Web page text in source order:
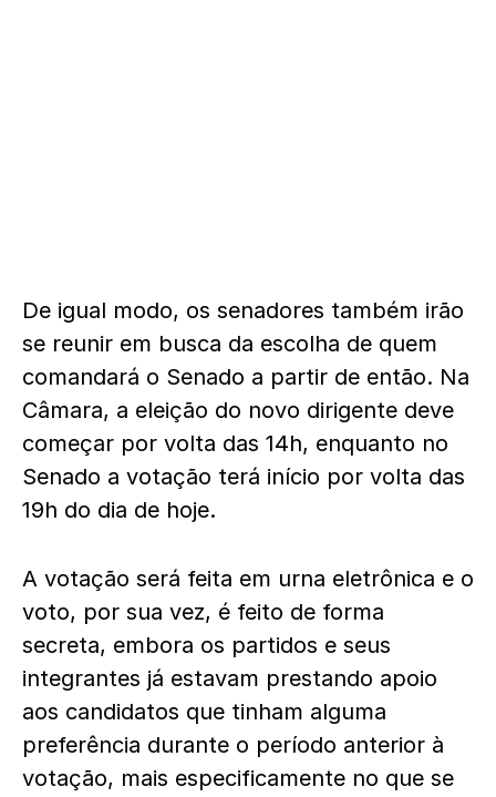
De igual modo, os senadores também irão
se reunir em busca da escolha de quem
comandará o Senado a partir de então. Na
Câmara, a eleição do novo dirigente deve
começar por volta das 14h, enquanto no
Senado a votação terá início por volta das
19h do dia de hoje.
A votação será feita em urna eletrônica e o
voto, por sua vez, é feito de forma
secreta, embora os partidos e seus
integrantes já estavam prestando apoio
aos candidatos que tinham alguma
preferência durante o período anterior à
votação, mais especificamente no que se